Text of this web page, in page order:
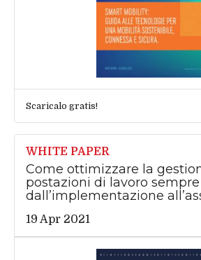
Scaricalo gratis!
WHITE PAPER
Come ottimizzare la
postazioni di lavoro
dall’implementazione
19 Apr 2021